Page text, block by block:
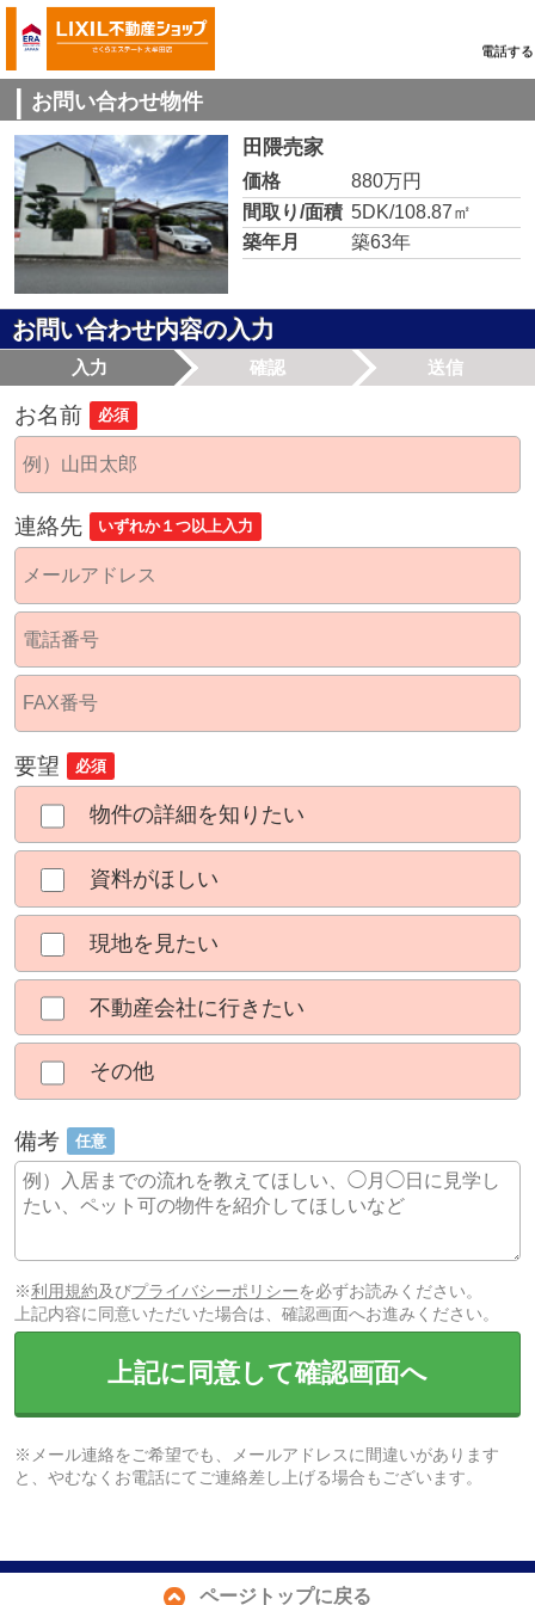
電話する
お問い合わせ物件
田隈売家
価格
880万円
間取り/面積 5DK/108.87㎡
築年月
築63年
お問い合わせ内容の入力
入力 確認 送信
お名前 必須
連絡先 いずれか１つ以上入力
要望 必須
物件の詳細を知りたい
資料がほしい
現地を見たい
不動産会社に行きたい
その他
備考 任意
※利用規約及びプライバシーポリシーを必ずお読みください。
上記内容に同意いただいた場合は、確認画面へお進みください。
上記に同意して確認画面へ
※メール連絡をご希望でも、メールアドレスに間違いがあります
と、やむなくお電話にてご連絡差し上げる場合もございます。
ページトップに戻る